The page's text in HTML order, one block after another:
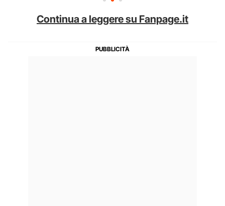
Continua a leggere su Fanpage.it